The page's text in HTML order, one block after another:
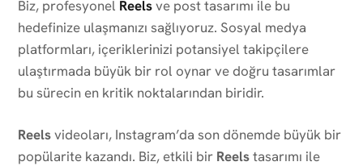
Biz, profesyonel Reelsve post tasarımı ile bu
hedefinize ulaşmanızı sağlıyoruz. Sosyal medya
platformları, içeriklerinizi potansiyel takipçilere
ulaştırmada büyük bir rol oynar ve doğru tasarımlar
bu sürecin en kritik noktalarından biridir.
Reelsvideoları, Instagram’da son dönemde büyük bir
popülarite kazandı. Biz, etkili bir Reelstasarımı ile